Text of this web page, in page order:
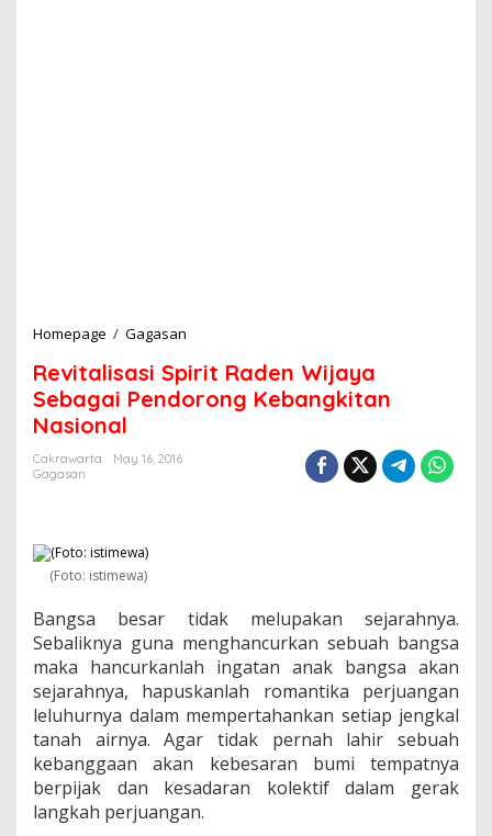
Homepage / Gagasan
v
i
t
i
r
i
t
R
a
d
e
n
W
i
Revitalisasi Spirit Raden Wijaya
Sebagai Pendorong Kebangkitan
Nasional
Cakrawarta
May 16, 2016
Gagasan
(Foto: istimewa)
Bangsa besar tidak melupakan sejarahnya.
Sebaliknya guna menghancurkan sebuah bangsa
maka hancurkanlah ingatan anak bangsa akan
sejarahnya, hapuskanlah romantika perjuangan
leluhurnya dalam mempertahankan setiap jengkal
tanah airnya. Agar tidak pernah lahir sebuah
kebanggaan akan kebesaran bumi tempatnya
berpijak dan kesadaran kolektif dalam gerak
langkah perjuangan.